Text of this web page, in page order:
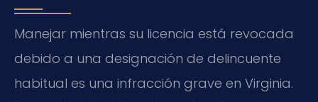
Manejar mientras su licencia está revocada
debido a una designación de delincuente
habitual es una infracción grave en Virginia.